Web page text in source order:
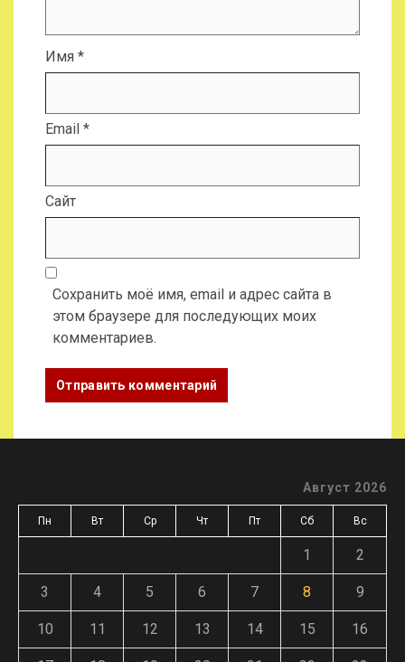
Имя *
Email *
Сайт
Сохранить моё имя, email и адрес сайта в
этом браузере для последующих моих
комментариев.
Август 2026
Пн Вт Ср Чт Пт Сб Вс
1 2
3 4 5 6 7 8 9
10 11 12 13 14 15 16